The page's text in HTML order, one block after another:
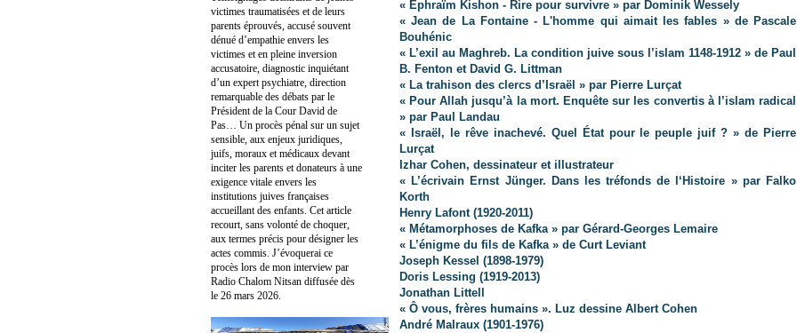
« Ephraïm Kishon - Rire pour survivre » par Dominik Wessely
« Jean de La Fontaine - L'homme qui aimait les fables » de Pascale
Bouhénic
« L’exil au Maghreb. La condition juive sous l’islam 1148-1912 » de Paul
B. Fenton et David G. Littman
« La trahison des clercs d’Israël » par Pierre Lurçat
« Pour Allah jusqu’à la mort. Enquête sur les convertis à l’islam radical
» par Paul Landau
« Israël, le rêve inachevé. Quel État pour le peuple juif ? » de Pierre
Lurçat
Izhar Cohen, dessinateur et illustrateur
« L’écrivain Ernst Jünger. Dans les tréfonds de l‘Histoire » par Falko
Korth
Henry Lafont (1920-2011)
« Métamorphoses de Kafka » par Gérard-Georges Lemaire
« L’énigme du fils de Kafka » de Curt Leviant
Joseph Kessel (1898-1979)
Doris Lessing (1919-2013)
Jonathan Littell
« Ô vous, frères humains ». Luz dessine Albert Cohen
André Malraux (1901-1976)
victimes traumatisées et de leurs
parents éprouvés, accusé souvent
dénué d’empathie envers les
victimes et en pleine inversion
accusatoire, diagnostic inquiétant
d’un expert psychiatre, direction
remarquable des débats par le
Président de la Cour David de
Pas… Un procès pénal sur un sujet
sensible, aux enjeux juridiques,
juifs, moraux et médicaux devant
inciter les parents et donateurs à une
exigence vitale envers les
institutions juives françaises
accueillant des enfants. Cet article
recourt, sans volonté de choquer,
aux termes précis pour désigner les
actes commis. J’évoquerai ce
procès lors de mon interview par
Radio Chalom Nitsan diffusée dès
le 26 mars 2026.